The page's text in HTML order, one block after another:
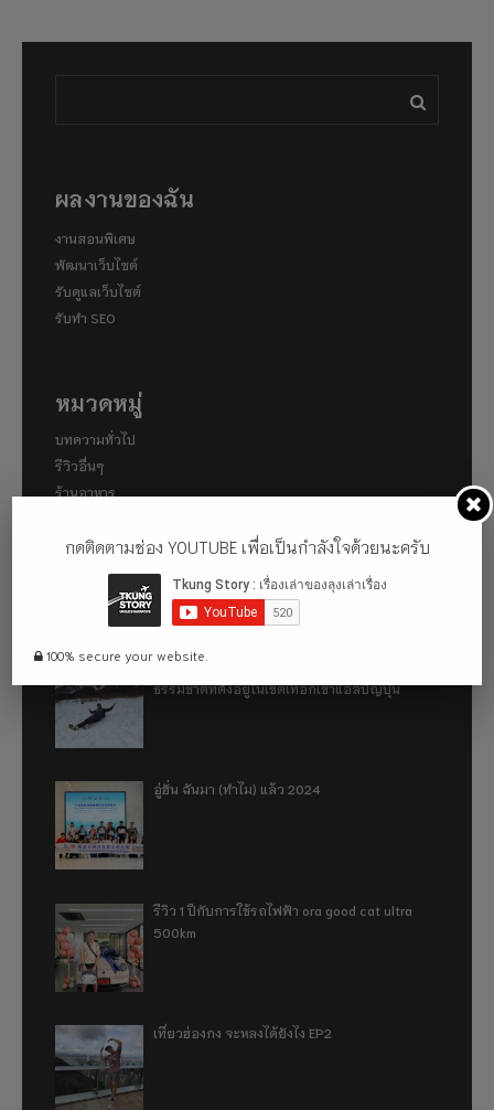
ผลงานของฉัน
งานสอนพิเศษ
พัฒนาเว็บไซต์
รับดูแลเว็บไซต์
รับทำ SEO
หมวดหมู่
บทความทั่วไป
รีวิวอื่นๆ
ร้านอาหาร
โรงแรม
เรื่องที่น่าสนใจ
พาไปเดินคามิโคจิ (Kamigōchi) แหล่งท่องเที่ยวทาง
ธรรมชาติที่ตั้งอยู่ในเขตเทือกเขาแอลป์ญี่ปุ่น
อู่ฮั่น ฉันมา (ทำไม) แล้ว 2024
รีวิว 1 ปีกับการใช้รถไฟฟ้า ora good cat ultra
500km
เที่ยวฮ่องกง จะหลงได้ยังไง EP2
กดติดตามช่อง YOUTUBE เพื่อเป็นกำลังใจด้วยนะครับ
100% secure your website.